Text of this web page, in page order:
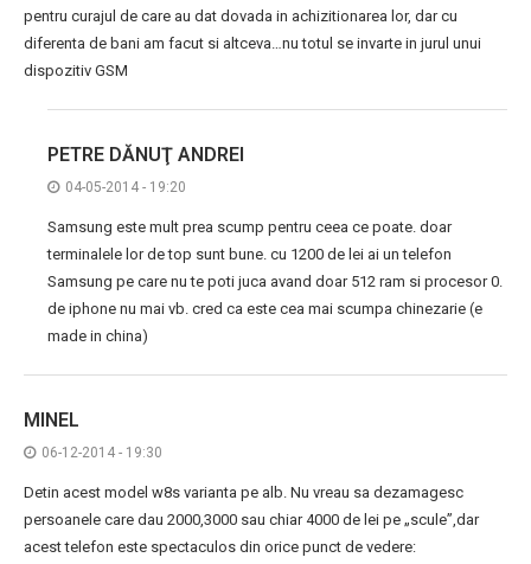
pentru curajul de care au dat dovada in achizitionarea lor, dar cu
diferenta de bani am facut si altceva…nu totul se invarte in jurul unui
dispozitiv GSM
PETRE DĂNUŢ ANDREI
04-05-2014 - 19:20
Samsung este mult prea scump pentru ceea ce poate. doar
terminalele lor de top sunt bune. cu 1200 de lei ai un telefon
Samsung pe care nu te poti juca avand doar 512 ram si procesor 0.
de iphone nu mai vb. cred ca este cea mai scumpa chinezarie (e
made in china)
MINEL
06-12-2014 - 19:30
Detin acest model w8s varianta pe alb. Nu vreau sa dezamagesc
persoanele care dau 2000,3000 sau chiar 4000 de lei pe „scule”,dar
acest telefon este spectaculos din orice punct de vedere: